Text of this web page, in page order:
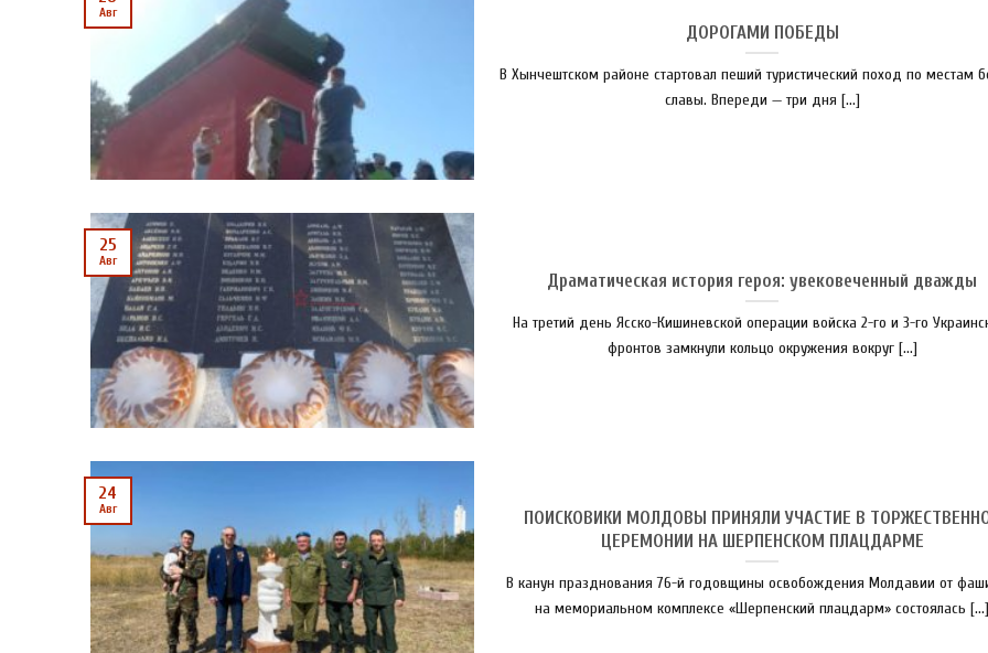
ДОРОГАМИ ПОБЕДЫ
В Хынчештском районе стартовал пеший туристический поход по местам
славы. Впереди — три дня [...]
Авг
Драматическая история героя: увековеченный дважды
На третий день Ясско-Кишиневской операции войска 2-го и 3-го
фронтов замкнули кольцо окружения вокруг [...]
25
Авг
ПОИСКОВИКИ МОЛДОВЫ ПРИНЯЛИ УЧАСТИЕ В
ЦЕРЕМОНИИ НА ШЕРПЕНСКОМ ПЛАЦДАРМЕ
В канун празднования 76-й годовщины освобождения Молдавии от
на мемориальном комплексе «Шерпенский плацдарм» состоялась [...]
24
Авг